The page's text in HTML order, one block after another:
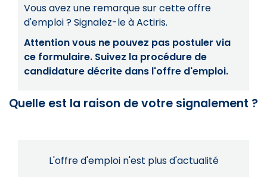
Vous avez une remarque sur cette offre
d'emploi ? Signalez-le à Actiris.
Attention vous ne pouvez pas postuler via
ce formulaire. Suivez la procédure de
candidature décrite dans l'offre d'emploi.
Quelle est la raison de votre signalement ?
L'offre d'emploi n'est plus d'actualité